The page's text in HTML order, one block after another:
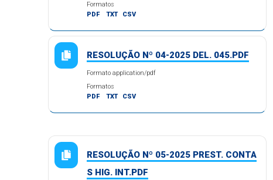
Formatos
PDF
TXT CSV
RESOLUÇÃO Nº 04-2025 DEL. 045.PDF
Formato application/pdf
Formatos
PDF
TXT CSV
RESOLUÇÃO Nº 05-2025 PREST. CONTA
S HIG. INT.PDF